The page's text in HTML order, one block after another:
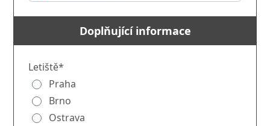
Doplňující informace
Letiště*
Praha
Brno
Ostrava